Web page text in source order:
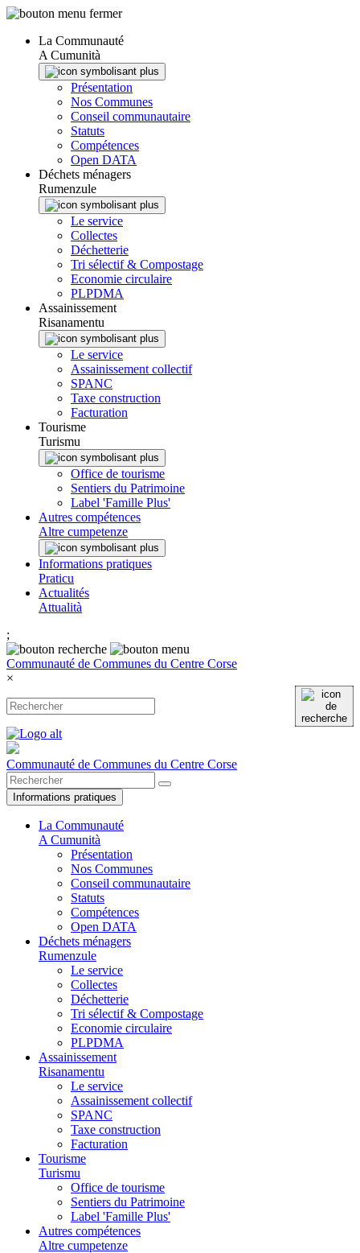
La Communauté
A Cumunità
Présentation
Nos Communes
Conseil communautaire
Statuts
Compétences
Open DATA
Déchets ménagers
Rumenzule
Le service
Collectes
Déchetterie
Tri sélectif & Compostage
Economie circulaire
PLPDMA
Assainissement
Risanamentu
Le service
Assainissement collectif
SPANC
Taxe construction
Facturation
Tourisme
Turismu
Office de tourisme
Sentiers du Patrimoine
Label 'Famille Plus'
Autres compétences
Altre cumpetenze
Informations pratiques
Praticu
Actualités
Attualità
;
Communauté de Communes du Centre Corse
×
Communauté de Communes du Centre Corse
Informations pratiques
La Communauté
A Cumunità
Présentation
Nos Communes
Conseil communautaire
Statuts
Compétences
Open DATA
Déchets ménagers
Rumenzule
Le service
Collectes
Déchetterie
Tri sélectif & Compostage
Economie circulaire
PLPDMA
Assainissement
Risanamentu
Le service
Assainissement collectif
SPANC
Taxe construction
Facturation
Tourisme
Turismu
Office de tourisme
Sentiers du Patrimoine
Label 'Famille Plus'
Autres compétences
Altre cumpetenze
Panneau de gestion des cookies